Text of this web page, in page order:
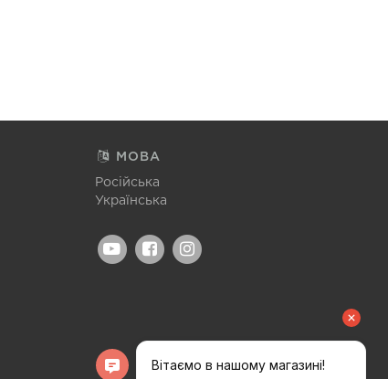
МОВА
Російська
Українська